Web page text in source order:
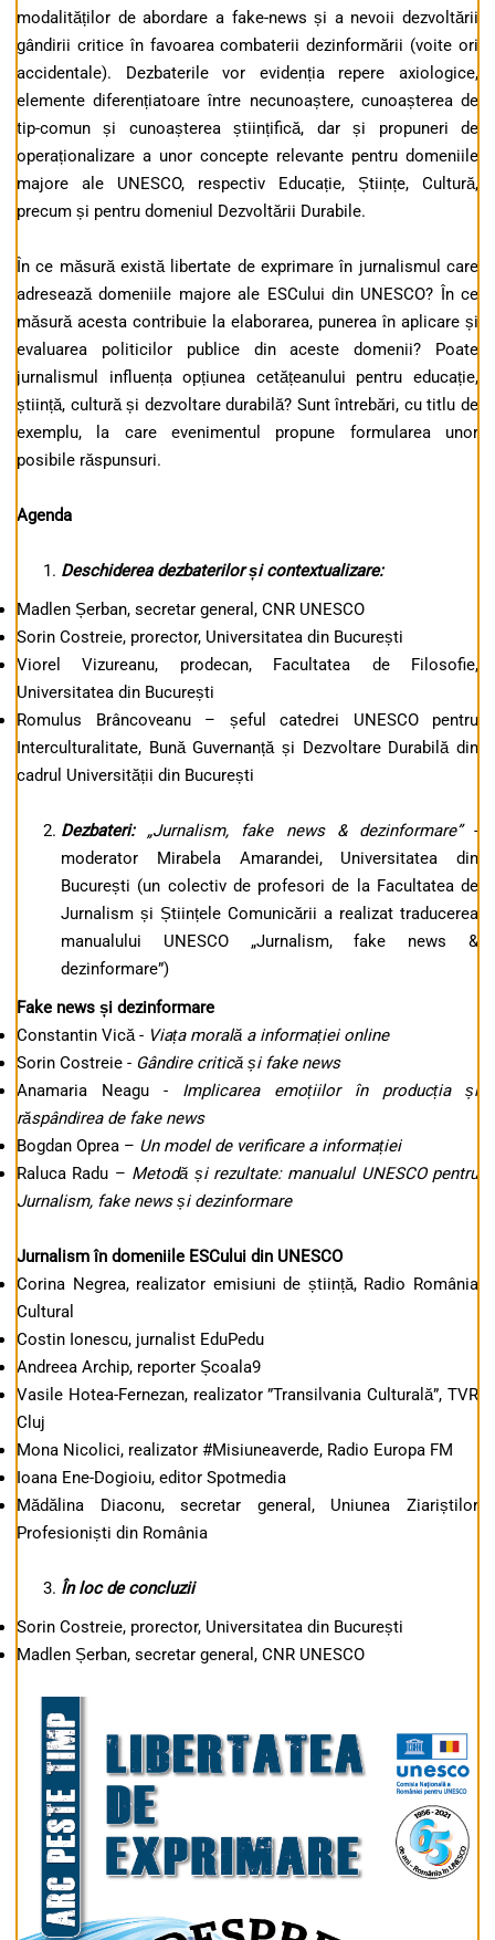
modalităților de abordare a fake-news și a nevoii dezvoltării
gândirii critice în favoarea combaterii dezinformării (voite ori
accidentale). Dezbaterile vor evidenția repere axiologice,
elemente diferențiatoare între necunoaștere, cunoașterea de
tip-comun și cunoașterea științifică, dar și propuneri de
operaționalizare a unor concepte relevante pentru domeniile
majore ale UNESCO, respectiv Educație, Științe, Cultură,
precum și pentru domeniul Dezvoltării Durabile.
În ce măsură există libertate de exprimare în jurnalismul care
adresează domeniile majore ale ESCului din UNESCO? În ce
măsură acesta contribuie la elaborarea, punerea în aplicare și
evaluarea politicilor publice din aceste domenii? Poate
jurnalismul influența opțiunea cetățeanului pentru educație,
știință, cultură și dezvoltare durabilă? Sunt întrebări, cu titlu de
exemplu, la care evenimentul propune formularea unor
posibile răspunsuri.
Agenda
Deschiderea dezbaterilor și contextualizare:
Madlen Șerban, secretar general, CNR UNESCO
Sorin Costreie, prorector, Universitatea din București
Viorel Vizureanu, prodecan, Facultatea de Filosofie,
Universitatea din București
Romulus Brâncoveanu – șeful catedrei UNESCO pentru
Interculturalitate, Bună Guvernanță și Dezvoltare Durabilă din
cadrul Universității din București
Dezbateri: „Jurnalism, fake news & dezinformare”-
moderator Mirabela Amarandei, Universitatea din
București (un colectiv de profesori de la Facultatea de
Jurnalism și Științele Comunicării a realizat traducerea
manualului UNESCO „Jurnalism, fake news &
dezinformare”)
Fake news și dezinformare
Constantin Vică - Viața morală a informației online
Sorin Costreie - Gândire critică și fake news
Anamaria Neagu - Implicarea emoțiilor în producția și
răspândirea de fake news
Bogdan Oprea – Un model de verificare a informației
Raluca Radu – Metodă și rezultate: manualul UNESCO pentru
Jurnalism, fake news și dezinformare
Jurnalism în domeniile ESCului din UNESCO
Corina Negrea, realizator emisiuni de știință, Radio România
Cultural
Costin Ionescu, jurnalist EduPedu
Andreea Archip, reporter Școala9
Vasile Hotea-Fernezan, realizator ”Transilvania Culturală”, TVR
Cluj
Mona Nicolici, realizator #Misiuneaverde, Radio Europa FM
Ioana Ene-Dogioiu, editor Spotmedia
Mădălina Diaconu, secretar general, Uniunea Ziariștilor
Profesioniști din România
În loc de concluzii
Sorin Costreie, prorector, Universitatea din București
Madlen Șerban, secretar general, CNR UNESCO